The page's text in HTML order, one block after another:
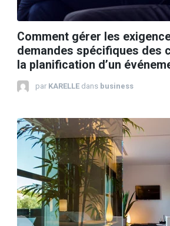
Comment gérer les
demandes spécifiques des
la planification d’un
par KARELLE dans business